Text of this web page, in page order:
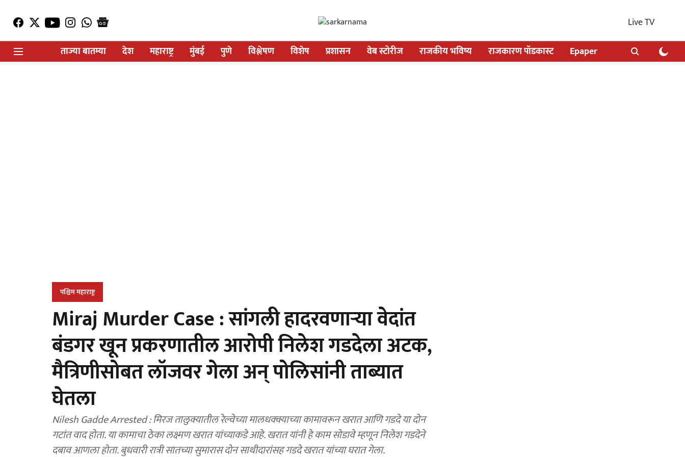
Live TV
ताज्या बातम्या
देश महाराष्ट्र मुंबई पुणे विश्लेषण विशेष प्रशासन वेब स्टोरीज राजकीय भविष्य राजकारण पॉडकास्ट Epaper
पश्चिम महाराष्ट्र
Miraj Murder Case : सांगली हादरवणाऱ्या वेदांत
बंडगर खून प्रकरणातील आरोपी निलेश गडदेला अटक,
मैत्रिणीसोबत लॉजवर गेला अन् पोलिसांनी ताब्यात
घेतला
Nilesh Gadde Arrested : मिरज तालुक्यातील रेल्वेच्या मालधक्क्याच्या कामावरून खरात आणि गडदे या दोन
गटांत वाद होता. या कामाचा ठेका लक्ष्मण खरात यांच्याकडे आहे. खरात यांनी हे काम सोडावे म्हणून निलेश गडदेने
दबाव आणला होता. बुधवारी रात्री सातच्या सुमारास दोन साथीदारांसह गडदे खरात यांच्या घरात गेला.